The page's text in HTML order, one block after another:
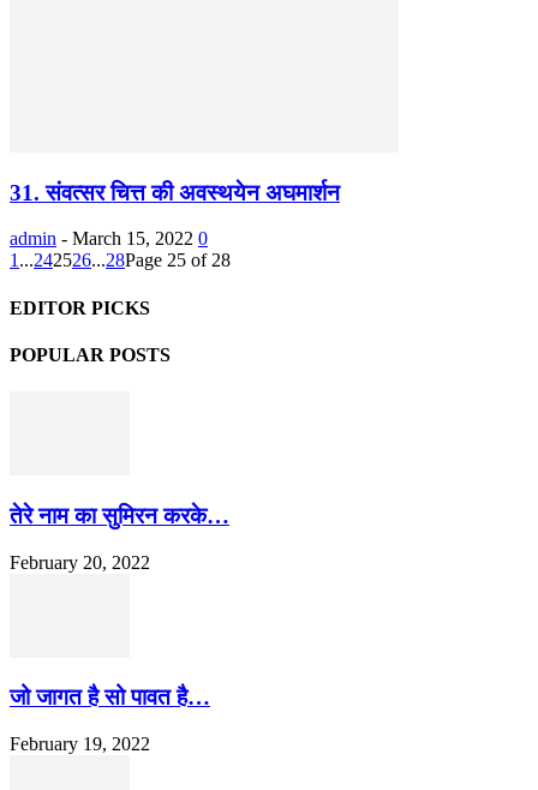
31. संवत्सर चित्त की अवस्थयेन अघमार्शन
admin - March 15, 2022 0
1...242526...28Page 25 of 28
EDITOR PICKS
POPULAR POSTS
तेरे नाम का सुमिरन करके…
February 20, 2022
जो जागत है सो पावत है…
February 19, 2022